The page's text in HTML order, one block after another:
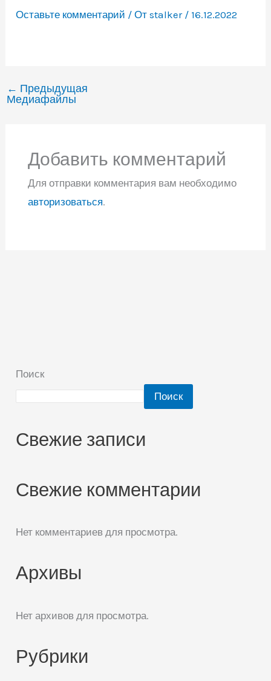
Оставьте комментарий / Отstalker / 16.12.2022
← Предыдущая
Медиафайлы
Добавить комментарий
Для отправки комментария вам необходимо
авторизоваться.
Поиск
Поиск
Свежие записи
Свежие комментарии
Нет комментариев для просмотра.
Архивы
Нет архивов для просмотра.
Рубрики